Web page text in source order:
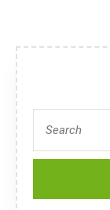
for: